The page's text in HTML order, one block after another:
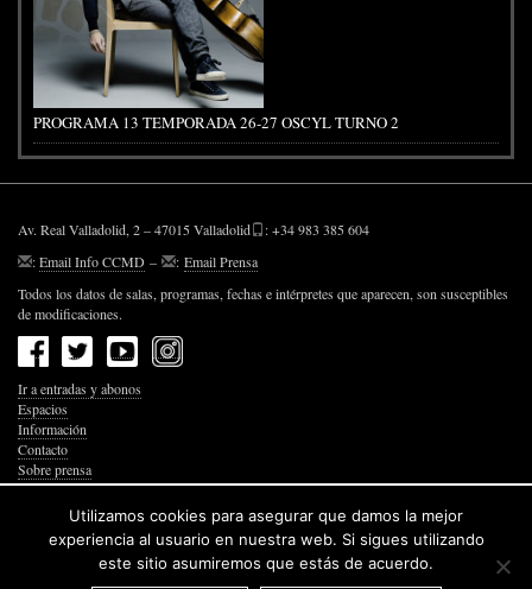
PROGRAMA 13 TEMPORADA 26-27 OSCYL TURNO 2
Av. Real Valladolid, 2 – 47015 Valladolid
: +34 983 385 604
:Email Info CCMD – : Email Prensa
Todos los datos de salas, programas, fechas e intérpretes que aparecen, son susceptibles
de modificaciones.
Ir a entradas y abonos
Espacios
Información
Contacto
Sobre prensa
Política de Privacidad
Política de Cookies
Accesibilidad Web
Utilizamos cookies para asegurar que damos la mejor
experiencia al usuario en nuestra web. Si sigues utilizando
este sitio asumiremos que estás de acuerdo.